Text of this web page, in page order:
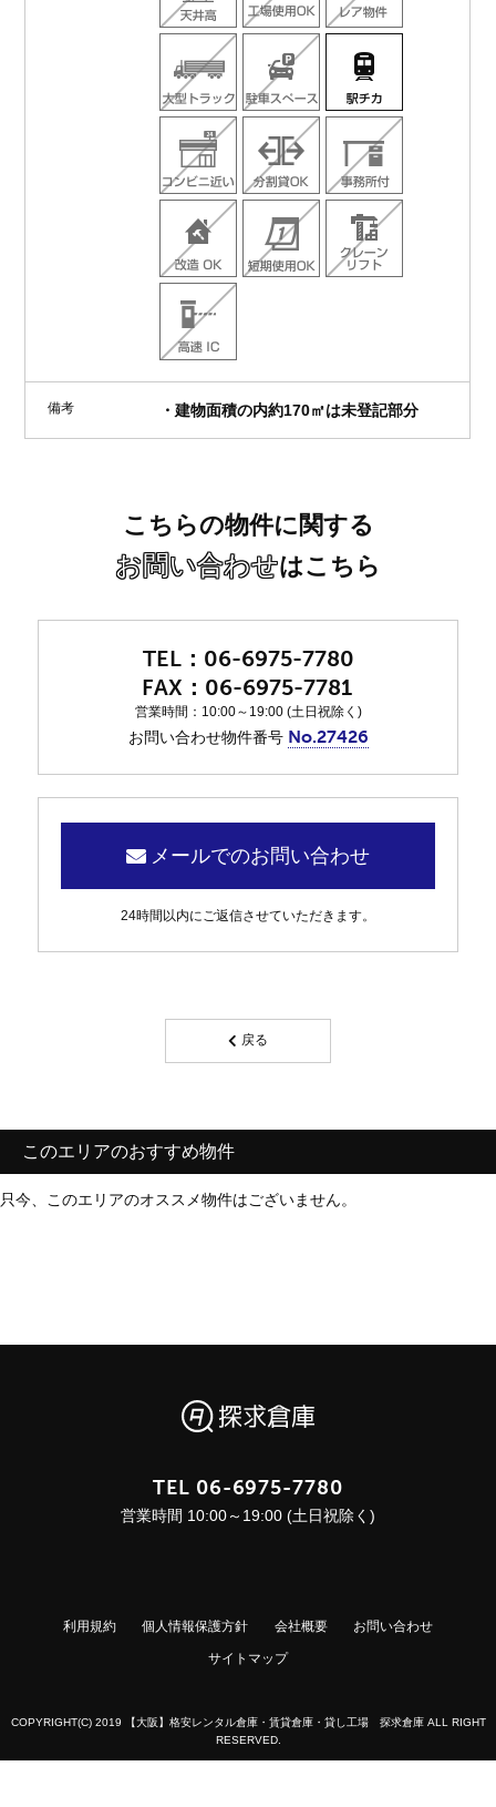
備考 ・建物面積の内約170㎡は未登記部分
こちらの物件に関する
お問い合わせはこちら
06-6975-7780
06-6975-7781
営業時間：10:00～19:00 (土日祝除く)
お問い合わせ物件番号 No.27426
メールでのお問い合わせ
24時間以内にご返信させていただきます。
戻る
このエリアのおすすめ物件
只今、このエリアのオススメ物件はございません。
TEL 06-6975-7780
営業時間 10:00～19:00 (土日祝除く)
利用規約 個人情報保護方針 会社概要 お問い合わせ
サイトマップ
COPYRIGHT(C) 2019 【大阪】格安レンタル倉庫・賃貸倉庫・貸し工場 探求倉庫 ALL RIGHT
RESERVED.